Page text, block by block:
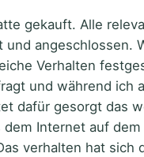
gekauft. Alle
und angeschlossen.
Verhalten
und während ich
dafür gesorgt das
dem Internet auf dem
verhalten hat sich